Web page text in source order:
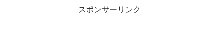
スポンサーリンク